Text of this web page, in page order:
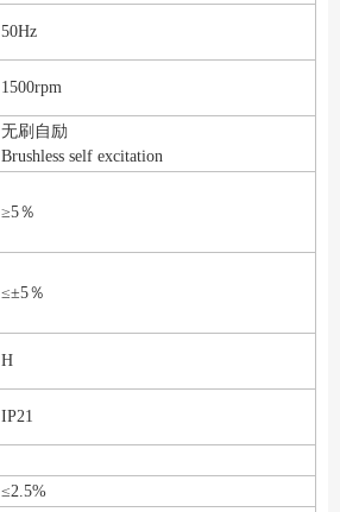
50Hz
1500rpm
无刷自励
Brushless self excitation
≥5％
≤±5％
H
IP21
≤2.5%